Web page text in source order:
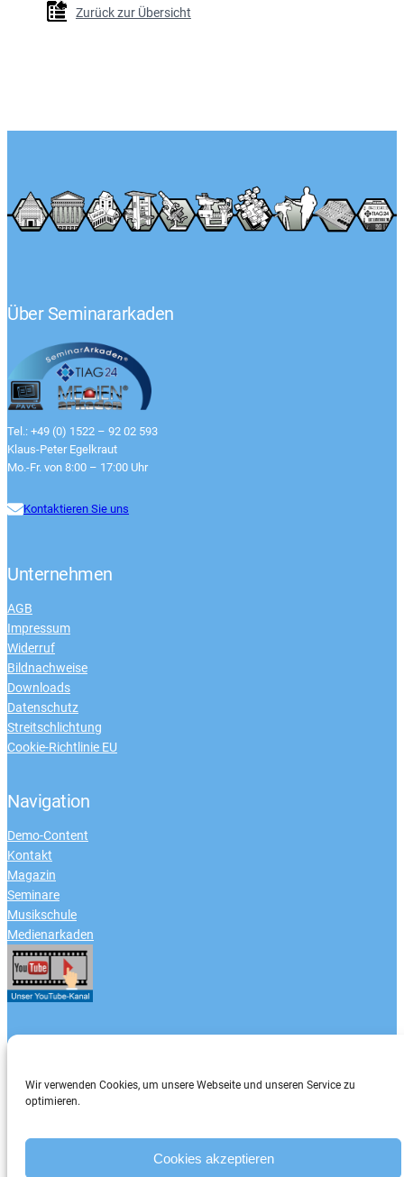
Wir verwenden Cookies, um unsere Webseite und unseren Service zu
optimieren.
Cookies akzeptieren
Zurück zur Übersicht
Über Seminararkaden
Tel.: +49 (0) 1522 – 92 02 593
Klaus-Peter Egelkraut
Mo.-Fr. von 8:00 – 17:00 Uhr
Kontaktieren Sie uns
Unternehmen
AGB
Impressum
Widerruf
Bildnachweise
Downloads
Datenschutz
Streitschlichtung
Cookie-Richtlinie EU
Navigation
Demo-Content
Kontakt
Magazin
Seminare
Musikschule
Medienarkaden